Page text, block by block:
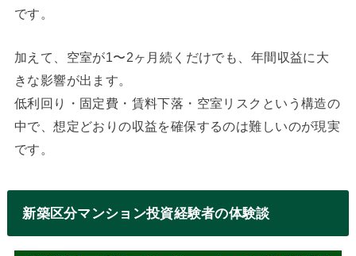
です。
加えて、空室が1〜2ヶ月続くだけでも、年間収益に大
きな影響が出ます。
低利回り・固定費・賃料下落・空室リスクという構造の
中で、想定どおりの収益を確保するのは難しいのが現実
です。
新築区分マンション投資経験者の体験談